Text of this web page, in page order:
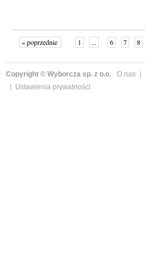
« poprzednie 1 ... 6 7 8
Copyright © Wyborcza sp. z o.o. O nas
Ustawienia prywatności